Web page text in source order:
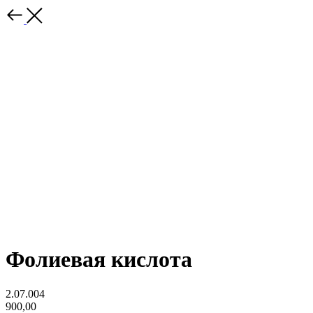
Фолиевая кислота
2.07.004
900,00